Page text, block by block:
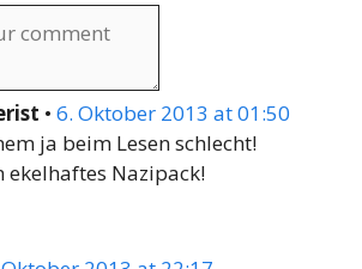
• 6. Oktober 2013 at 01:50
ja beim Lesen schlecht!
ekelhaftes Nazipack!